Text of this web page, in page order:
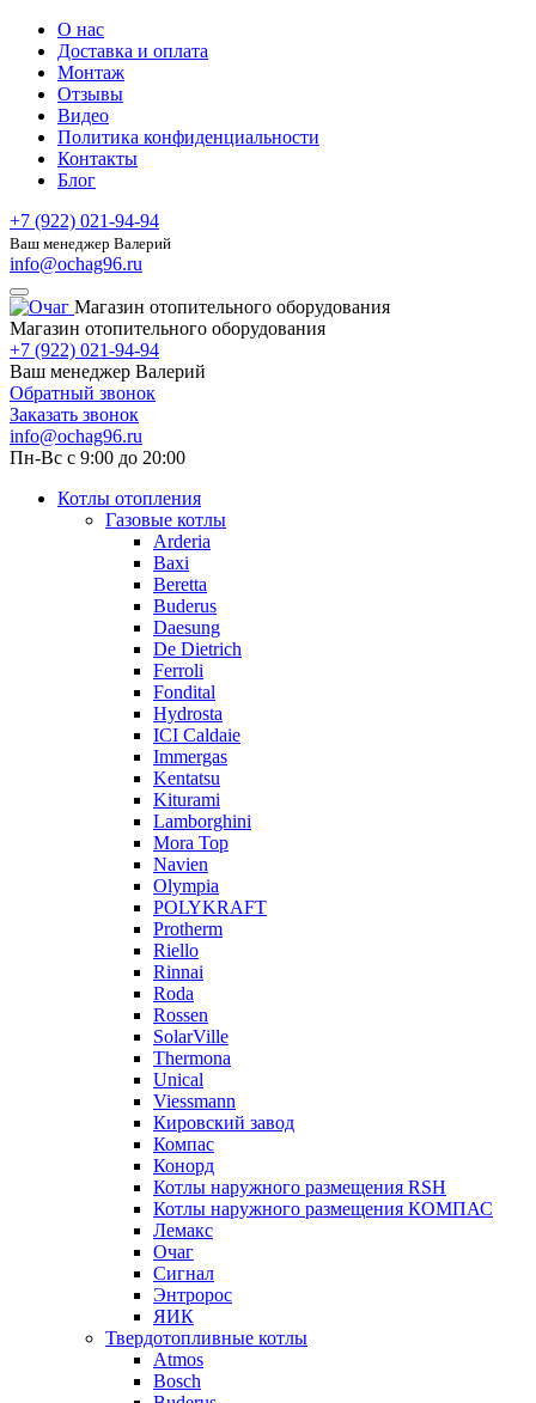
О нас
Доставка и оплата
Монтаж
Отзывы
Видео
Политика конфиденциальности
Контакты
Блог
+7 (922) 021-94-94
Ваш менеджер Валерий
info@ochag96.ru
Магазин отопительного оборудования
Магазин отопительного оборудования
+7 (922) 021-94-94
Ваш менеджер Валерий
Обратный звонок
Заказать звонок
info@ochag96.ru
Пн-Вс с 9:00 до 20:00
Котлы отопления
Газовые котлы
Arderia
Baxi
Beretta
Buderus
Daesung
De Dietrich
Ferroli
Fondital
Hydrosta
ICI Caldaie
Immergas
Kentatsu
Kiturami
Lamborghini
Mora Top
Navien
Olympia
POLYKRAFT
Protherm
Riello
Rinnai
Roda
Rossen
SolarVille
Thermona
Unical
Viessmann
Кировский завод
Компас
Конорд
Котлы наружного размещения RSH
Котлы наружного размещения КОМПАС
Лемакс
Очаг
Сигнал
Энтророс
ЯИК
Твердотопливные котлы
Atmos
Bosch